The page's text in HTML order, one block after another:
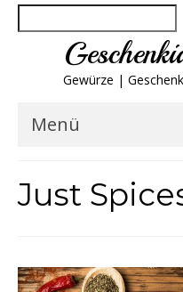
Gewürze |
Menü
Gewürzgläser
Just